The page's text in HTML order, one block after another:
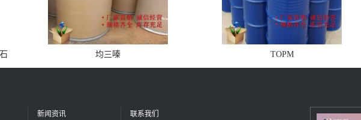
均三嗪 TOPM
新闻资讯 联系我们